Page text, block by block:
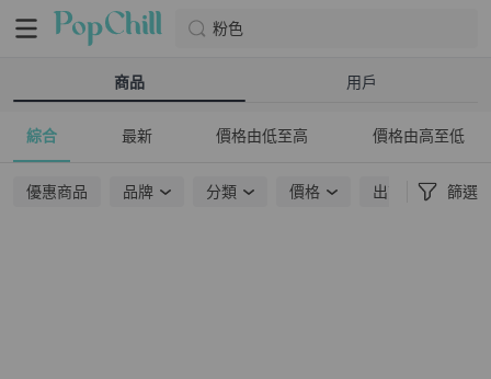
粉色
商品 用戶
綜合 最新 價格由低至高 價格由高至低
優惠商品 品牌 分類 價格 出貨地點 篩選